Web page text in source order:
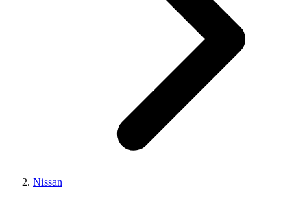
Nissan